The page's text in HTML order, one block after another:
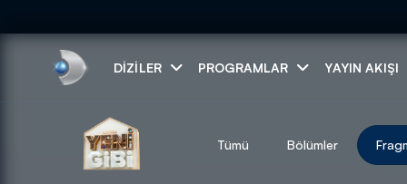
DIZILER PROGRAMLAR YAYIN AKIŞI
ARAMA
Tümü Bölümler